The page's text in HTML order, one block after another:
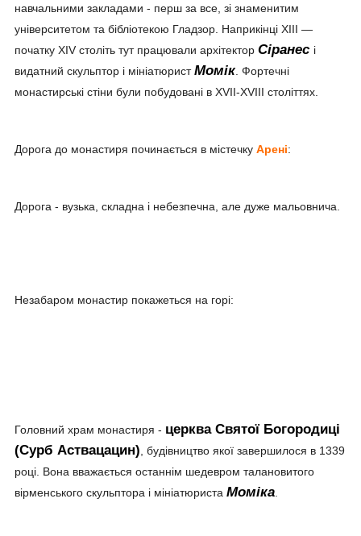
навчальними закладами - перш за все, зі знаменитим
університетом та бібліотекою Гладзор. Наприкінці XIII —
початку XIV століть тут працювали архітектор Сіранес і
видатний скульптор і мініатюристМомік . Фортечні
монастирські стіни були побудовані в XVII-XVIII століттях.
Дорога до монастиря починається в містечку Арені:
Дорога - вузька, складна і небезпечна, але дуже мальовнича.
Незабаром монастир покажеться на горі:
Головний храм монастиря - церква Святої Богородиці
(Сурб Аствацацин) , будівництво якої завершилося в 1339
році. Вона вважається останнім шедевром талановитого
вірменського скульптора і мініатюриста Моміка